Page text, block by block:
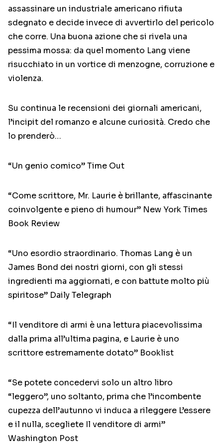
assassinare un industriale americano rifiuta
sdegnato e decide invece di avvertirlo del pericolo
che corre. Una buona azione che si rivela una
pessima mossa: da quel momento Lang viene
risucchiato in un vortice di menzogne, corruzione e
violenza.
Su continua le recensioni dei giornali americani,
l’incipit del romanzo e alcune curiosità. Credo che
lo prenderò…
“Un genio comico” Time Out
“Come scrittore, Mr. Laurie è brillante, affascinante
coinvolgente e pieno di humour” New York Times
Book Review
“Uno esordio straordinario. Thomas Lang è un
James Bond dei nostri giorni, con gli stessi
ingredienti ma aggiornati, e con battute molto più
spiritose” Daily Telegraph
“Il venditore di armi è una lettura piacevolissima
dalla prima all’ultima pagina, e Laurie è uno
scrittore estremamente dotato” Booklist
“Se potete concedervi solo un altro libro
“leggero”, uno soltanto, prima che l’incombente
cupezza dell’autunno vi induca a rileggere L’essere
e il nulla, scegliete Il venditore di armi”
Washington Post